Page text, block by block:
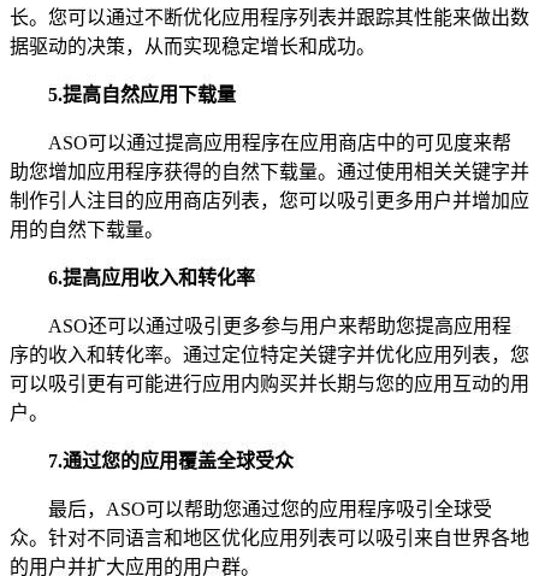
长。您可以通过不断优化应用程序列表并跟踪其性能来做出数
据驱动的决策，从而实现稳定增长和成功。
5.提高自然应用下载量
ASO可以通过提高应用程序在应用商店中的可见度来帮
助您增加应用程序获得的自然下载量。通过使用相关关键字并
制作引人注目的应用商店列表，您可以吸引更多用户并增加应
用的自然下载量。
6.提高应用收入和转化率
ASO还可以通过吸引更多参与用户来帮助您提高应用程
序的收入和转化率。通过定位特定关键字并优化应用列表，您
可以吸引更有可能进行应用内购买并长期与您的应用互动的用
户。
7.通过您的应用覆盖全球受众
最后，ASO可以帮助您通过您的应用程序吸引全球受
众。针对不同语言和地区优化应用列表可以吸引来自世界各地
的用户并扩大应用的用户群。